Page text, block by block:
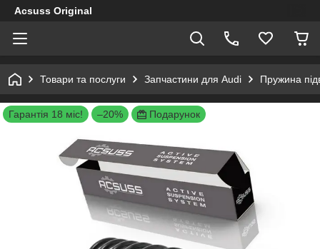
Acsuss Original
Товари та послуги Запчастини для Audi Пружина
Гарантія 18 міс! –20% Подарунок